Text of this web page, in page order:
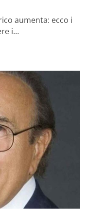
aumenta: ecco i
i…